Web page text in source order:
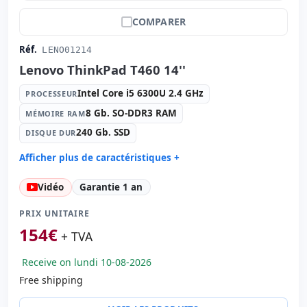
COMPARER
Réf. LENO01214
Lenovo ThinkPad T460 14''
PROCESSEURIntel Core i5 6300U 2.4 GHz
MÉMOIRE RAM8 Gb. SO-DDR3 RAM
DISQUE DUR240 Gb. SSD
Afficher plus de caractéristiques +
Processeur: Intel Core i5 6300U 2.4 GHz.
Mémoire RAM: 8 Gb. SO-DDR3 RAM
Disque dur: 240 Gb. SSD
Graphique: Intel Hd Graphics 520
Réseau: Intel Ethernet Connection I219-LM
Système opératif:
Ports: 3x USB 3.0
Vidéo Garantie 1 an
PRIX UNITAIRE
154€ + TVA
Receive on lundi 10-08-2026
Free shipping